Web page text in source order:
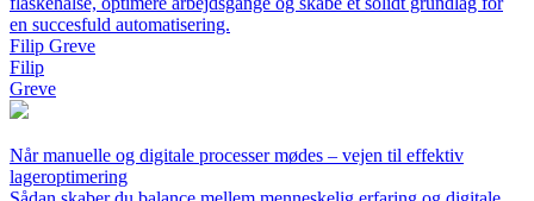
en succesfuld automatisering.
Filip Greve
Filip
Greve
Når manuelle og digitale processer mødes – vejen til effektiv
lageroptimering